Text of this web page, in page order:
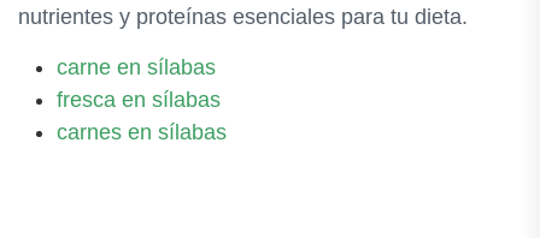
nutrientes y proteínas esenciales para tu dieta.
carne en sílabas
fresca en sílabas
carnes en sílabas